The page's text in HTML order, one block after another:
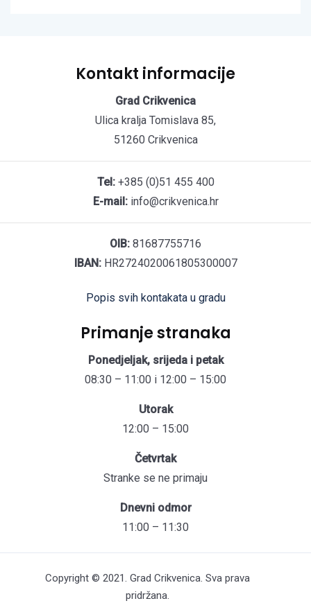
Kontakt informacije
Grad Crikvenica
Ulica kralja Tomislava 85,
51260 Crikvenica
Tel:+385 (0)51 455 400
E-mail:info@crikvenica.hr
OIB: 81687755716
IBAN:HR2724020061805300007
Popis svih kontakata u gradu
Primanje stranaka
Ponedjeljak, srijeda i petak
08:30 – 11:00 i 12:00 – 15:00
Utorak
12:00 – 15:00
Četvrtak
Stranke se ne primaju
Dnevni odmor
11:00 – 11:30
Copyright © 2021. Grad Crikvenica. Sva prava
pridržana.